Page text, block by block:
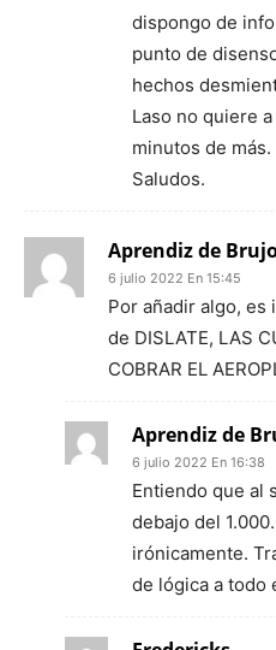
dispongo de
punto de
hechos
Laso no quiere
minutos de
Saludos.
Aprendiz de
6 julio 2022 En 15:45
Por añadir algo,
de DISLATE, LAS
COBRAR EL
Aprendiz de
6 julio 2022 En 16:38
Entiendo que al
debajo del
irónicamente.
de lógica a todo